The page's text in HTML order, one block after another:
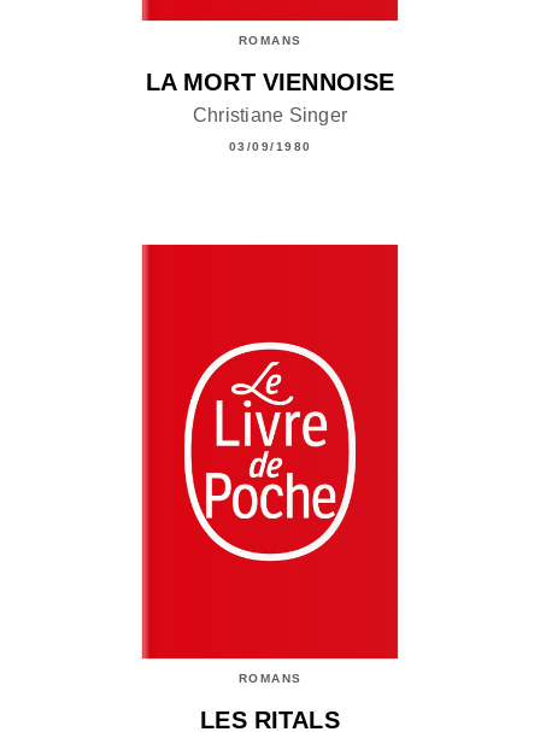
ROMANS
LA MORT VIENNOISE
Christiane Singer
03/09/1980
ROMANS
LES RITALS